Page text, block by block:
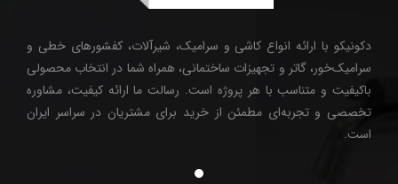
دکونیکو با ارائه انواع کاشی و سرامیک، شیرآلات، کفشورهای خطی و
سرامیک‌خور، گاتر و تجهیزات ساختمانی، همراه شما در انتخاب محصولی
باکیفیت و متناسب با هر پروژه است. رسالت ما ارائه کیفیت، مشاوره
تخصصی و تجربه‌ای مطمئن از خرید برای مشتریان در سراسر ایران
است.